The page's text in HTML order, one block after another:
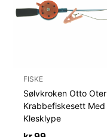
FISKE
Sølvkroken Otto Oter
Krabbefiskesett Med
Klesklype